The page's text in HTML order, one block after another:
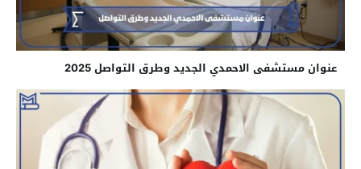
عنوان مستشفى الاحمدي الجديد وطرق التواصل 2025